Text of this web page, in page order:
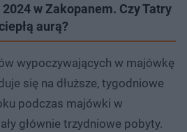
w Zakopanem. Czy Tatry
aurą?
wypoczywających w majówkę
się na dłuższe, tygodniowe
podczas majówki w
głównie trzydniowe pobyty.